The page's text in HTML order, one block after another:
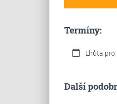
Termíny:
calendar_today Lhůta pro
Další